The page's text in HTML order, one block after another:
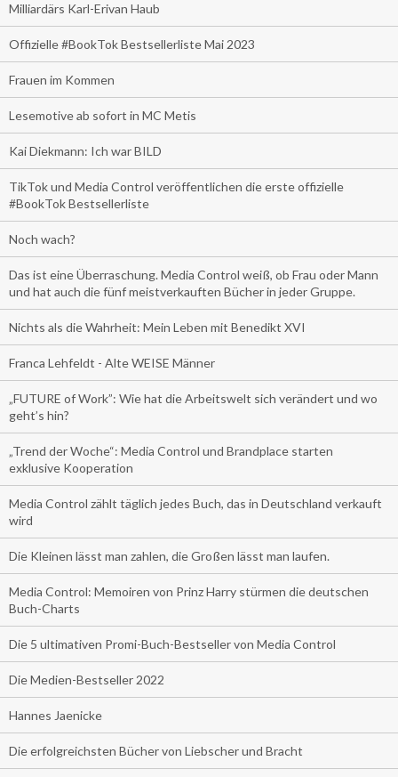
Milliardärs Karl-Erivan Haub
Offizielle #BookTok Bestsellerliste Mai 2023
Frauen im Kommen
Lesemotive ab sofort in MC Metis
Kai Diekmann: Ich war BILD
TikTok und Media Control veröffentlichen die erste offizielle
#BookTok Bestsellerliste
Noch wach?
Das ist eine Überraschung. Media Control weiß, ob Frau oder Mann
und hat auch die fünf meistverkauften Bücher in jeder Gruppe.
Nichts als die Wahrheit: Mein Leben mit Benedikt XVI
Franca Lehfeldt - Alte WEISE Männer
„FUTURE of Work”: Wie hat die Arbeitswelt sich verändert und wo
geht’s hin?
„Trend der Woche“: Media Control und Brandplace starten
exklusive Kooperation
Media Control zählt täglich jedes Buch, das in Deutschland verkauft
wird
Die Kleinen lässt man zahlen, die Großen lässt man laufen.
Media Control: Memoiren von Prinz Harry stürmen die deutschen
Buch-Charts
Die 5 ultimativen Promi-Buch-Bestseller von Media Control
Die Medien-Bestseller 2022
Hannes Jaenicke
Die erfolgreichsten Bücher von Liebscher und Bracht